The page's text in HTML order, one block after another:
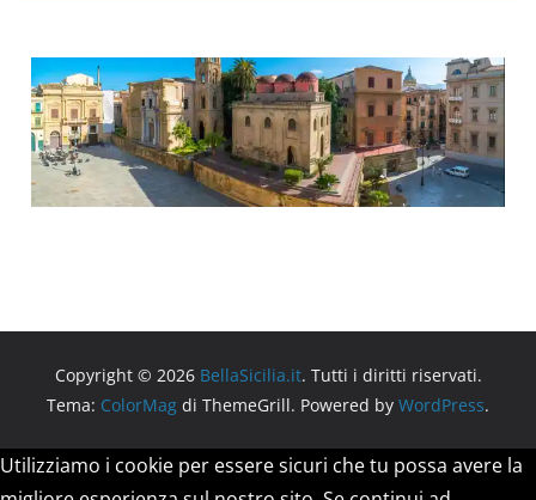
Copyright © 2026 BellaSicilia.it. Tutti i diritti riservati.
Tema: ColorMag di ThemeGrill. Powered by WordPress.
Utilizziamo i cookie per essere sicuri che tu possa avere la